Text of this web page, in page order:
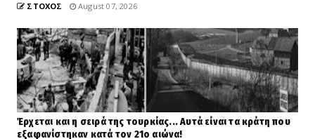
ΣΤΟΧΟΣ August 07, 2026
Έρχεται και η σειρά της τουρκίας... Αυτά είναι τα κράτη που
εξαφανίστηκαν κατά τον 21ο αιώνα!